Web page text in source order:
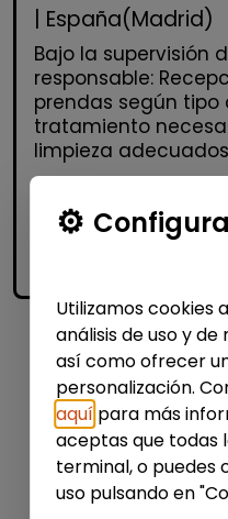
| España(Madrid)
Bajo la supervisión
responsable:
prendas según tipo
tratamiento
limpieza
Me
Utilizamos cookies
análisis de uso y
así como ofrecer
personalización.
aquí para más
aceptas que todas
terminal, o puedes
uso pulsando en